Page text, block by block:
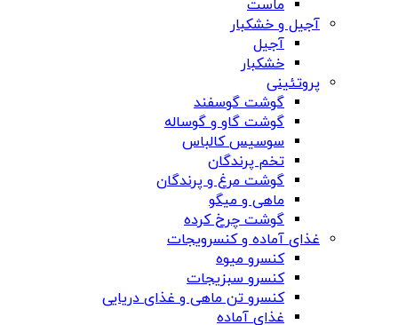
ماست
آجیل و خشکبار
آجیل
خشکبار
پروتئینی
گوشت گوسفند
گوشت گاو و گوساله
سوسیس کالباس
تخم پرندگان
گوشت مرغ و پرندگان
ماهی و میگو
گوشت چرخ کرده
غذای آماده و کنسرویجات
کنسرو میوه
کنسرو سبزیجات
کنسرو تن ماهی و غذای دریایی
غذای آماده